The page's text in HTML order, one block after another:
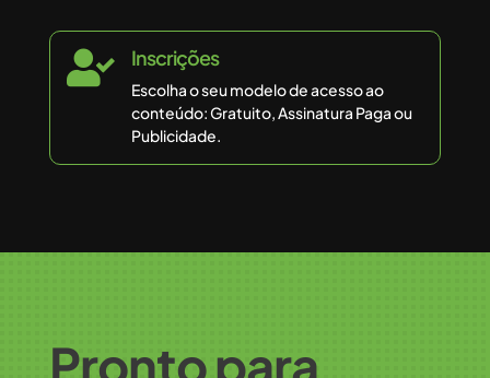
 Inscrições
Escolha o seu modelo de acesso ao
conteúdo: Gratuito, Assinatura Paga ou
Publicidade.
Pronto para